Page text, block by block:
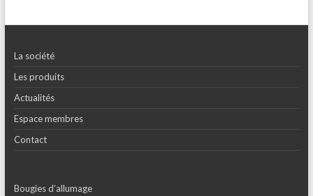
La société
Les produits
Actualités
Espace membres
Contact
Bougies d’allumage